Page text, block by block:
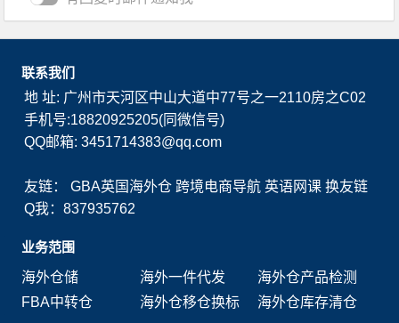
联系我们
地 址: 广州市天河区中山大道中77号之一2110房之C02
手机号:18820925205(同微信号)
QQ邮箱: 3451714383@qq.com
友链：GBA英国海外仓 跨境电商导航 英语网课 换友链
Q我：837935762
业务范围
海外仓储
海外一件代发
海外仓产品检测
FBA中转仓
海外仓移仓换标 海外仓库存清仓